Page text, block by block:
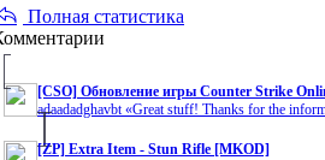
Полная статистика
[CSO] Обновление игры Counter Strike
adaadadghavbt «Great stuff! Thanks for the
[ZP] Extra Item - Stun Rifle [MKOD]